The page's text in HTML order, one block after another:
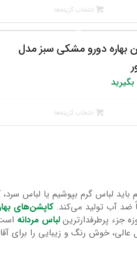
انتخاب گزینه‌ها
بهاره دورو مشکی سبز مدل
انتخاب گزینه‌ها
باید لباس گرم بپوشیم یا لباس سرد،
ضد آب تولید می‌کند. کاپشن‌های
جزء پرطرفدارترین لباس‌ مردانه
خوش رنگ و زیبایی را برای